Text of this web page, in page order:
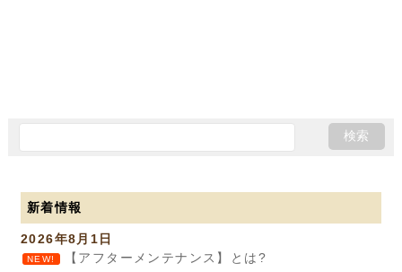
新着情報
2026年8月1日
NEW! 【アフターメンテナンス】とは?